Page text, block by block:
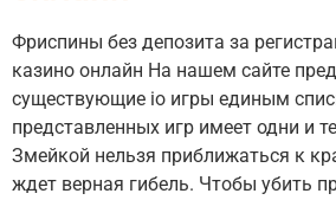
Фриспины без депозита за
казино онлайн На нашем сайте
существующие io игры единым
представленных игр имеет одни и
Змейкой нельзя приближаться к
ждет верная гибель. Чтобы убить